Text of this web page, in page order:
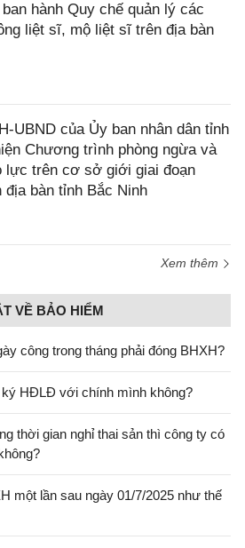
hành Quy chế quản lý các
liệt sĩ, mộ liệt sĩ trên địa bàn
UBND của Ủy ban nhân dân tỉnh
Chương trình phòng ngừa và
lực trên cơ sở giới giai đoạn
địa bàn tỉnh Bắc Ninh
Xem thêm
VỀ BẢO HIỂM
công trong tháng phải đóng BHXH?
HĐLĐ với chính mình không?
thời gian nghỉ thai sản thì công ty có
một lần sau ngày 01/7/2025 như thế